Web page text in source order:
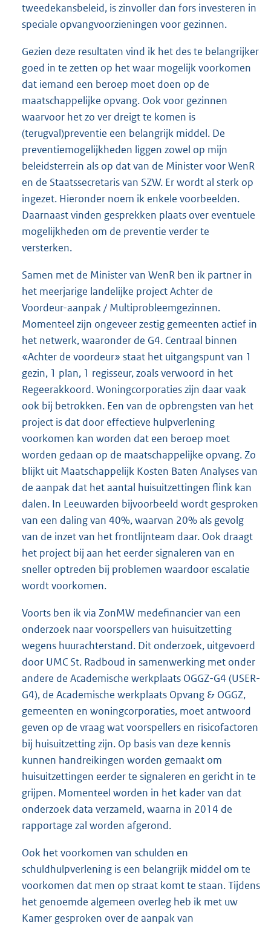
tweedekansbeleid, is zinvoller dan fors investeren in
speciale opvangvoorzieningen voor gezinnen.
Gezien deze resultaten vind ik het des te belangrijker
goed in te zetten op het waar mogelijk voorkomen
dat iemand een beroep moet doen op de
maatschappelijke opvang. Ook voor gezinnen
waarvoor het zo ver dreigt te komen is
(terugval)preventie een belangrijk middel. De
preventiemogelijkheden liggen zowel op mijn
beleidsterrein als op dat van de Minister voor WenR
en de Staatssecretaris van SZW. Er wordt al sterk op
ingezet. Hieronder noem ik enkele voorbeelden.
Daarnaast vinden gesprekken plaats over eventuele
mogelijkheden om de preventie verder te
versterken.
Samen met de Minister van WenR ben ik partner in
het meerjarige landelijke project Achter de
Voordeur-aanpak / Multiprobleemgezinnen.
Momenteel zijn ongeveer zestig gemeenten actief in
het netwerk, waaronder de G4. Centraal binnen
«Achter de voordeur» staat het uitgangspunt van 1
gezin, 1 plan, 1 regisseur, zoals verwoord in het
Regeerakkoord. Woningcorporaties zijn daar vaak
ook bij betrokken. Een van de opbrengsten van het
project is dat door effectieve hulpverlening
voorkomen kan worden dat een beroep moet
worden gedaan op de maatschappelijke opvang. Zo
blijkt uit Maatschappelijk Kosten Baten Analyses van
de aanpak dat het aantal huisuitzettingen flink kan
dalen. In Leeuwarden bijvoorbeeld wordt gesproken
van een daling van 40%, waarvan 20% als gevolg
van de inzet van het frontlijnteam daar. Ook draagt
het project bij aan het eerder signaleren van en
sneller optreden bij problemen waardoor escalatie
wordt voorkomen.
Voorts ben ik via ZonMW medefinancier van een
onderzoek naar voorspellers van huisuitzetting
wegens huurachterstand. Dit onderzoek, uitgevoerd
door UMC St. Radboud in samenwerking met onder
andere de Academische werkplaats OGGZ-G4 (USER-
G4), de Academische werkplaats Opvang & OGGZ,
gemeenten en woningcorporaties, moet antwoord
geven op de vraag wat voorspellers en risicofactoren
bij huisuitzetting zijn. Op basis van deze kennis
kunnen handreikingen worden gemaakt om
huisuitzettingen eerder te signaleren en gericht in te
grijpen. Momenteel worden in het kader van dat
onderzoek data verzameld, waarna in 2014 de
rapportage zal worden afgerond.
Ook het voorkomen van schulden en
schuldhulpverlening is een belangrijk middel om te
voorkomen dat men op straat komt te staan. Tijdens
het genoemde algemeen overleg heb ik met uw
Kamer gesproken over de aanpak van